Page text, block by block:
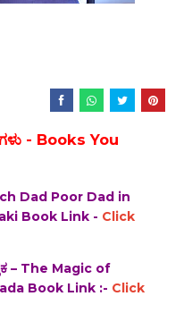
- Books You
Dad Poor Dad in
Book Link - Click
– The Magic of
Book Link :- Click